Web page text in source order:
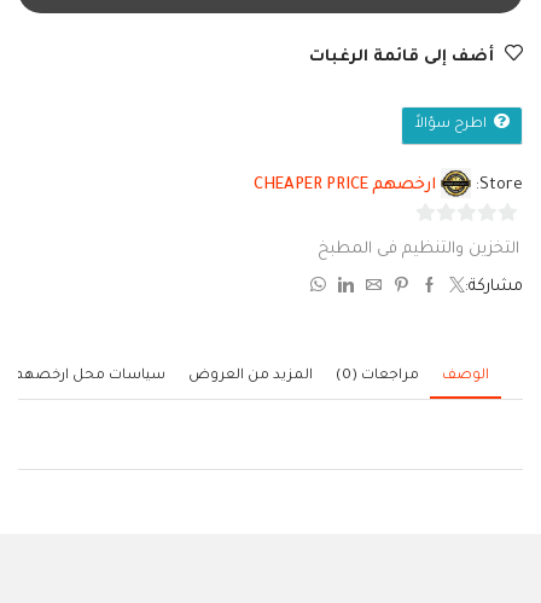
أضف إلى قائمة الرغبات
اطرح سؤالاً
Store: ارخصهم CHEAPER PRICE
التخزين والتنظيم فى المطبخ
مشاركة:
الوصف مراجعات (0) المزيد من العروض سياسات محل ارخصهم